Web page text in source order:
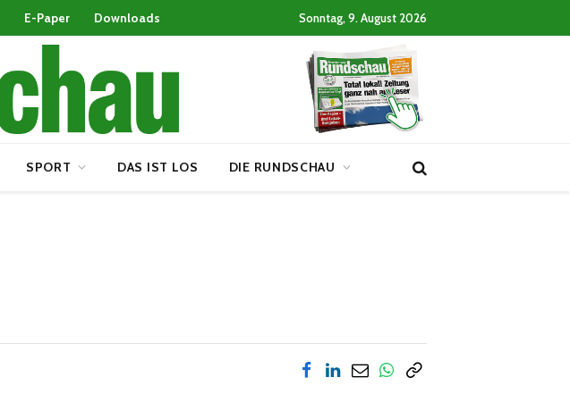
E-Paper Downloads Sonntag, 9. August 2026
SPORT DAS IST LOS DIE RUNDSCHAU